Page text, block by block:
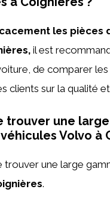
les pièces
il est
de comparer
clients sur la qualité
trouver une
Volvo à
trouver une large
.